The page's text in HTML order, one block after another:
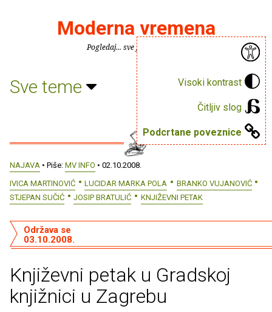
Visoki kontrast
Čitljiv slog
Podcrtane poveznice
Moderna vremena
Pogledaj... sve je puno knjiga.
Sve teme
NAJAVA • Piše: MV INFO • 02.10.2008.
IVICA MARTINOVIĆ
LUCIDAR MARKA POLA
BRANKO VUJANOVIĆ
STJEPAN SUČIĆ
JOSIP BRATULIĆ KNJIŽEVNI PETAK
Književni petak u Gradskoj
knjižnici u Zagrebu
Održava se
03.10.2008.